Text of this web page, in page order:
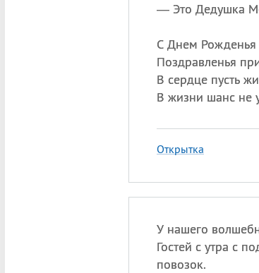
— Это Дедушка
С Днем Рожденья
Поздравленья
В сердце пусть
В жизни шанс не
Открытка
У нашего
Гостей с утра с
повозок.